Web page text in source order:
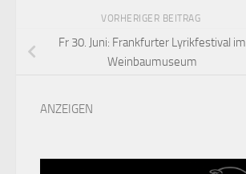
VORHERIGER BEITRAG
Fr 30. Juni: Frankfurter Lyrikfestival im
Weinbaumuseum
ANZEIGEN